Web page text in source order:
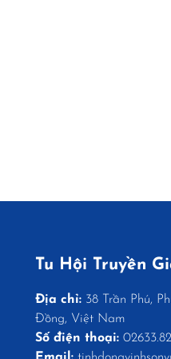
Tu Hội Truyền
Địa chỉ: 38 Trần Phú,
Đồng, Việt Nam
Số điện thoại: